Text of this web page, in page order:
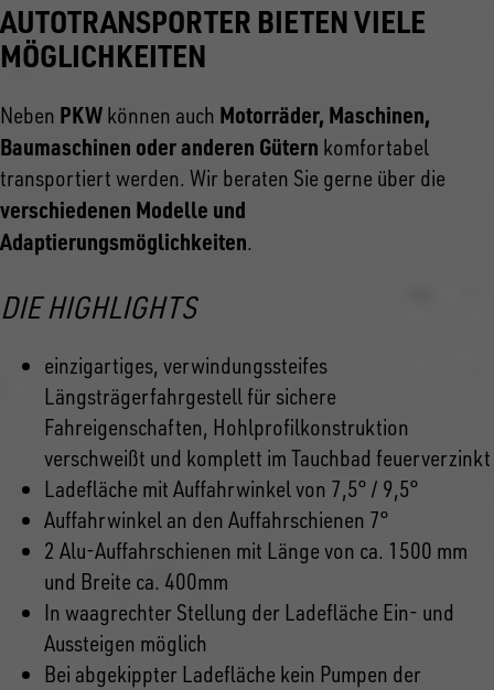
AUTOTRANSPORTER BIETEN VIELE
MÖGLICHKEITEN
Neben PKW können auch Motorräder, Maschinen,
Baumaschinen oder anderen Gütern komfortabel
transportiert werden. Wir beraten Sie gerne über die
verschiedenen Modelle und
Adaptierungsmöglichkeiten.
DIE HIGHLIGHTS
einzigartiges, verwindungssteifes
Längsträgerfahrgestell für sichere
Fahreigenschaften, Hohlprofilkonstruktion
verschweißt und komplett im Tauchbad feuerverzinkt
Ladefläche mit Auffahrwinkel von 7,5° / 9,5°
Auffahrwinkel an den Auffahrschienen 7°
2 Alu-Auffahrschienen mit Länge von ca. 1500 mm
und Breite ca. 400mm
In waagrechter Stellung der Ladefläche Ein- und
Aussteigen möglich
Bei abgekippter Ladefläche kein Pumpen der